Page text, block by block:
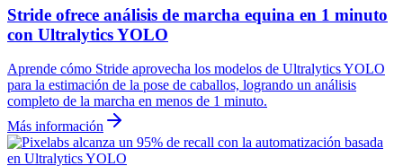
Stride ofrece análisis de marcha equina en 1 minuto
con Ultralytics YOLO
Aprende cómo Stride aprovecha los modelos de Ultralytics YOLO
para la estimación de la pose de caballos, logrando un análisis
completo de la marcha en menos de 1 minuto.
Más información